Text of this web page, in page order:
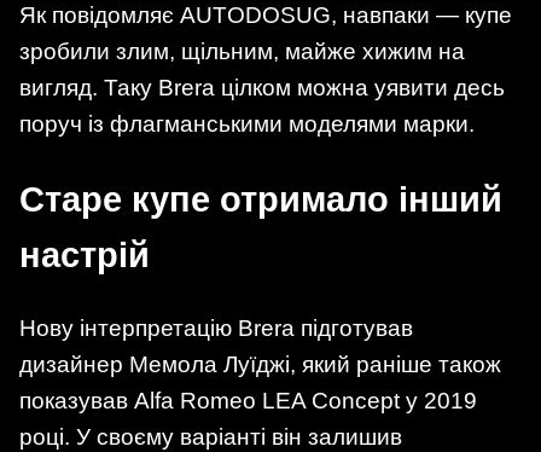
Як повідомляє AUTODOSUG, навпаки — купе
зробили злим, щільним, майже хижим на
вигляд. Таку Brera цілком можна уявити десь
поруч із флагманськими моделями марки.
Старе купе отримало інший
настрій
Нову інтерпретацію Brera підготував
дизайнер Мемола Луїджі, який раніше також
показував Alfa Romeo LEA Concept у 2019
році. У своєму варіанті він залишив